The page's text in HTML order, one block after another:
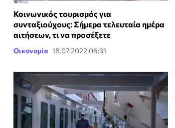
Κοινωνικός τουρισμός για
συνταξιούχους: Σήμερα τελευταία ημέρα
αιτήσεων, τι να προσέξετε
Οικονομία 18.07.2022 06:31